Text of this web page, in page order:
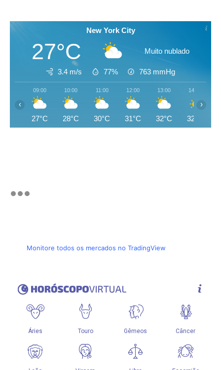
New York City
27°C Muito nublado
3.4 m/s 77% 763 mmHg
09:00
27°C
10:00
28°C
11:00
30°C
12:00
31°C
13:00
32°C
14:00
32°C
‹ ›
Monitore todos os mercados no TradingView